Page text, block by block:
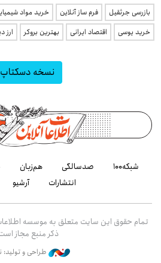
بازرسی جرثقیل فرم ساز آنلاین خرید مواد
خرید یوسی
اقتصاد ایرانی بهترین بروکر ارز
نسخه دسکتاپ
شبکه۱۰۰ صدسالگی هم‌زبان
انتشارات
آرشیو
تمام حقوق این سایت متعلق به موسسه
ذکر منبع مجاز
طراحی و تولید: